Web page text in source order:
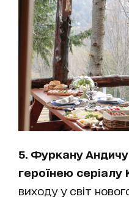
5. Фуркану
героїнею серіалу
виходу у світ